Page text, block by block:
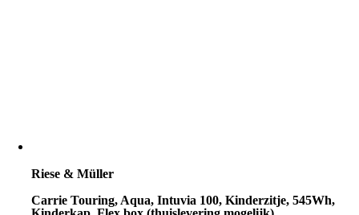
Riese & Müller
Carrie Touring, Aqua, Intuvia 100, Kinderzitje, 545Wh,